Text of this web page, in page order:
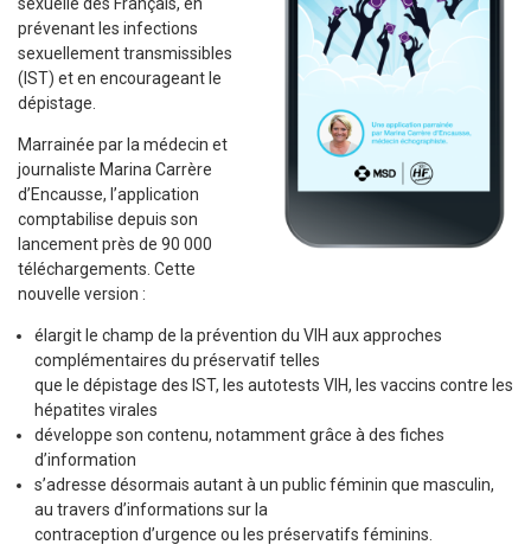
prévenant les infections
sexuellement transmissibles
(IST) et en encourageant le
dépistage.
Marrainée par la médecin et
journaliste Marina Carrère
d’Encausse, l’application
comptabilise depuis son
lancement près de 90 000
téléchargements. Cette
nouvelle version :
élargit le champ de la prévention du VIH aux approches
complémentaires du préservatif telles
que le dépistage des IST, les autotests VIH, les vaccins contre les
hépatites virales
développe son contenu, notamment grâce à des fiches
d’information
s’adresse désormais autant à un public féminin que masculin,
au travers d’informations sur la
contraception d’urgence ou les préservatifs féminins.